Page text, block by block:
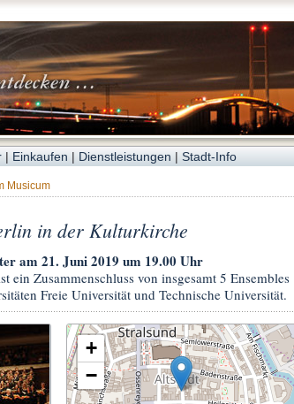
| Einkaufen | Dienstleistungen | Stadt-Info
Musicum
in der Kulturkirche
am 21. Juni 2019 um 19.00 Uhr
ein Zusammenschluss von insgesamt 5 Ensembles
Freie Universität und Technische Universität.
+
−